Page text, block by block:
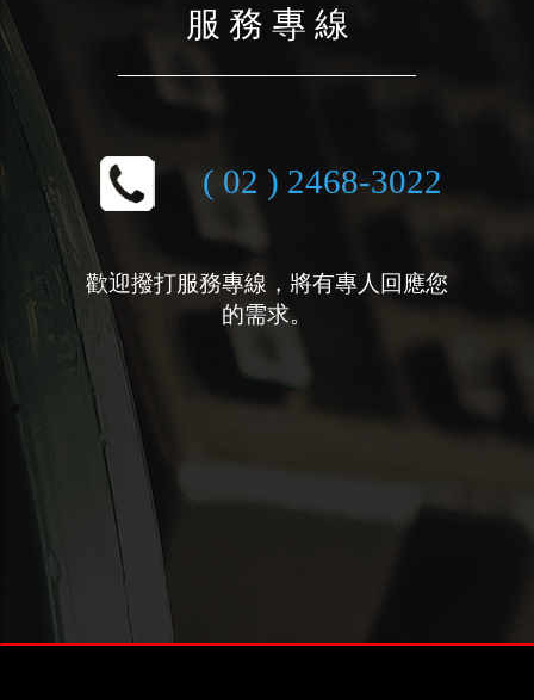
服 務 專 線
( 02 ) 2468-3022
歡迎撥打服務專線，將有專人回應您
的需求。